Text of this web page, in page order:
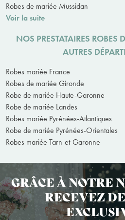
Robes de mariée Mussidan
Voir la suite
NOS PRESTATAIRES ROBES
AUTRES
Robes mariée France
Robes de mariée Gironde
Robe de mariée Haute-Garonne
Robe de mariée Landes
Robes mariée Pyrénées-Atlantiques
Robe de mariée Pyrénées-Orientales
Robes mariée Tarn-et-Garonne
GRÂCE À NOTRE
RECEVEZ